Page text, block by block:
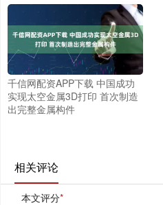
千信网配资APP下载 中国成功
实现太空金属3D打印 首次制造
出完整金属构件
相关评论
本文评分*